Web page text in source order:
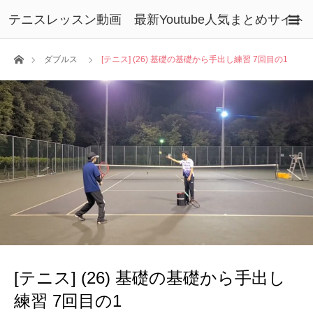
テニスレッスン動画 最新Youtube人気まとめサイト
ホームダブルス [テニス] (26) 基礎の基礎から手出し練習 7回目の1
[テニス] (26) 基礎の基礎から手出し
練習 7回目の1